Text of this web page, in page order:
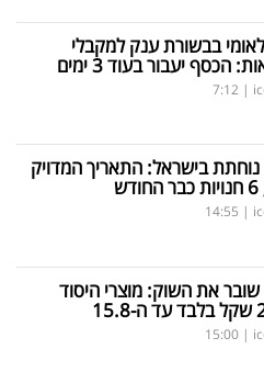
בבשורת ענק למקבלי
הכסף יעבור בעוד 3 ימים
|
7:12
בישראל: התאריך המדויק
|
14:55
שובר את השוק: מוצרי היסוד
|
15:00